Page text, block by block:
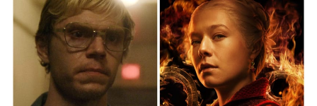
Filmy
Seriály